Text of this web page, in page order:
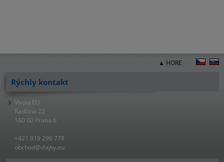
▲ HORE
Rýchly kontakt
Vlajky.EU
Radčina 22
160 00 Praha 6
+421 919 296 778
obchod@vlajky.eu